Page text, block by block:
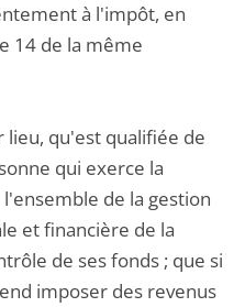
à l'impôt, en
14 de la même
qu'est qualifiée de
qui exerce la
de la gestion
et financière de la
de ses fonds ; que si
imposer des revenus